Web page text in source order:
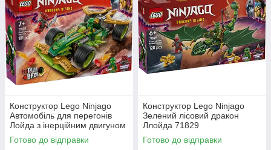
Конструктор Lego Ninjago
Автомобіль для перегонів
Лойда з інерційним двигуном
71828
Готово до відправки
Конструктор Lego Ninjago
Зелений лісовий дракон
Ллойда 71829
Готово до відправки